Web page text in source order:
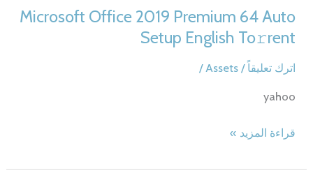
Premium
64
bit
Install
Latest
Super-
Microsoft Office 2019 Premium 64 Auto
Setup English To𝚛rent
اترك تعليقاً /
Assets
/
yahoo
Microsoft
2019
قراءة المزيد »